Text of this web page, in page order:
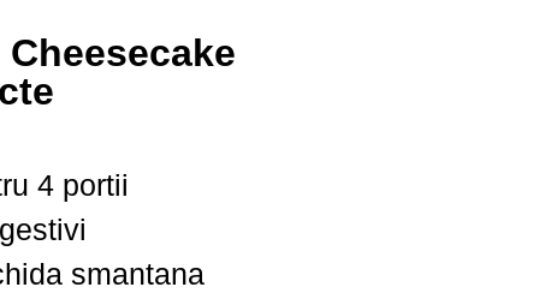
4 portii
smantana